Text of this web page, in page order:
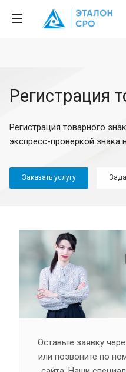
Регистрация
Регистрация товарного
экспресс-проверкой знака
Заказать услугу
Оставьте заявку
или позвоните по